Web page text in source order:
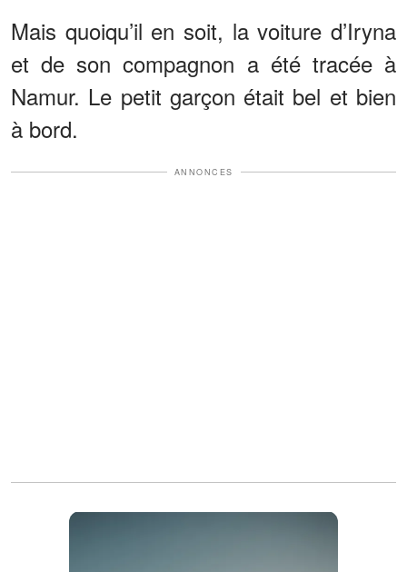
Mais quoiqu’il en soit, la voiture d’Iryna
et de son compagnon a été tracée à
Namur. Le petit garçon était bel et bien
à bord.
ANNONCES